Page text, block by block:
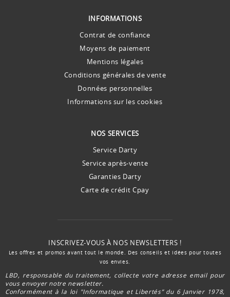
INFORMATIONS
Contrat de confiance
Moyens de paiement
Mentions légales
Conditions générales de vente
Données personnelles
Informations sur les cookies
NOS SERVICES
Service Darty
Service après-vente
Garanties Darty
Carte de crédit Cpay
INSCRIVEZ-VOUS À NOS NEWSLETTERS !
Les offres et promos avant tout le monde. Des conseils et idées pour toutes
vos envies.
LBD, responsable du traitement, collecte votre adresse email pour
vous envoyer notre newsletter.
Conformément à la loi "Informatique et Libertés” du 6 Janvier 1978,